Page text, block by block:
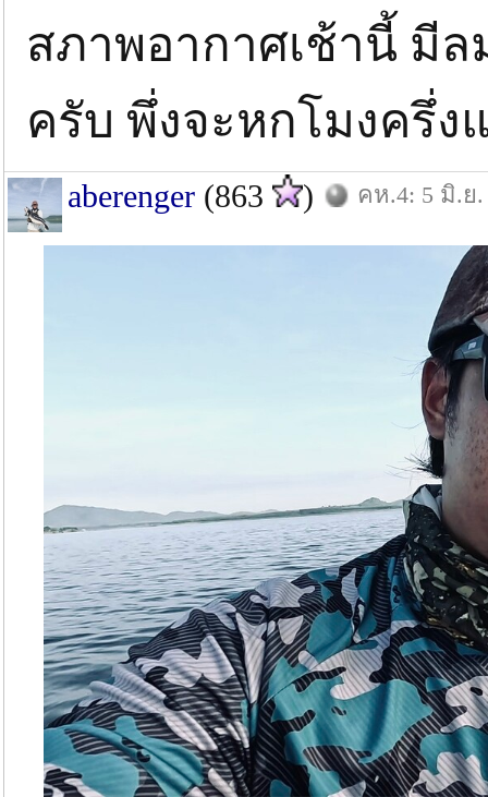
สภาพอากาศเช้านี้ มี
ครับ พึ่งจะหกโมงครึ่ง
aberenger (863 ) คห.4: 5 มิ.ย.